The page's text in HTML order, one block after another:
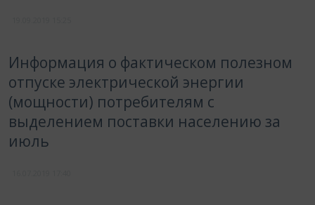
Информация о фактическом полезном
отпуске электрической энергии
(мощности) потребителям с
выделением поставки населению за
июль